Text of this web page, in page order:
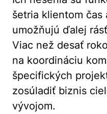
šetria klientom čas
umožňujú ďalej
Viac než desať
na koordináciu
špecifických
zosúladiť biznis
vývojom.